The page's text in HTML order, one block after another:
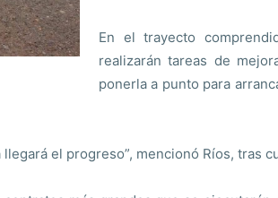
En el trayecto
realizarán tareas de
ponerla a punto para
el progreso”, mencionó Ríos, tras